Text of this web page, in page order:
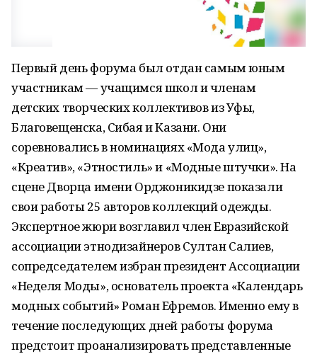
Первый день форума был отдан самым юным
участникам — учащимся школ и членам
детских творческих коллективов из Уфы,
Благовещенска, Сибая и Казани. Они
соревновались в номинациях «Мода улиц»,
«Креатив», «Этностиль» и «Модные штучки». На
сцене Дворца имени Орджоникидзе показали
свои работы 25 авторов коллекций одежды.
Экспертное жюри возглавил член Евразийской
ассоциации этнодизайнеров Султан Салиев,
сопредседателем избран президент Ассоциации
«Неделя Моды», основатель проекта «Календарь
модных событий» Роман Ефремов. Именно ему в
течение последующих дней работы форума
предстоит проанализировать представленные